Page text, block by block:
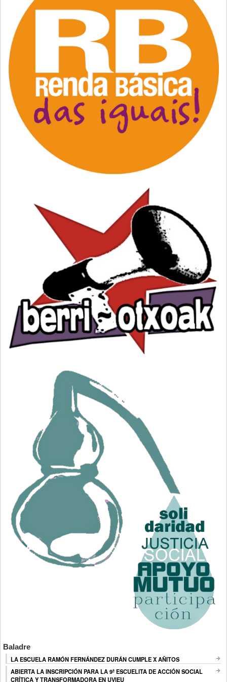
Baladre
LA ESCUELA RAMÓN FERNÁNDEZ DURÁN CUMPLE X AÑITOS
ABIERTA LA INSCRIPCIÓN PARA LA 9ª ESCUELITA DE ACCIÓN SOCIAL
CRÍTICA Y TRANSFORMADORA EN UVIEU